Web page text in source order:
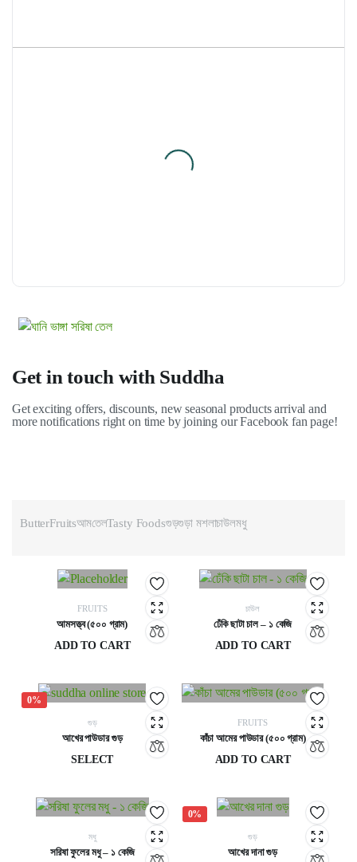
Get in touch with Suddha
Get exciting offers, discounts, new seasonal products arrival and
more notifications right on time by joining our Facebook fan page!
ButterFruitsআমতেলTasty Foodsগুড়গুড়া মশলাচাউলমধু
FRUITS
আমসত্ত্ব (৫০০ গ্রাম)
ADD TO CART
চাউল
ঢেঁকি ছাটা চাল – ১ কেজি
ADD TO CART
0%
গুড়
আখের পাউডার গুড়
SELECT
FRUITS
কাঁচা আমের পাউডার (৫০০ গ্রাম)
ADD TO CART
মধু
সরিষা ফুলের মধু – ১ কেজি
0%
গুড়
আখের দানা গুড়